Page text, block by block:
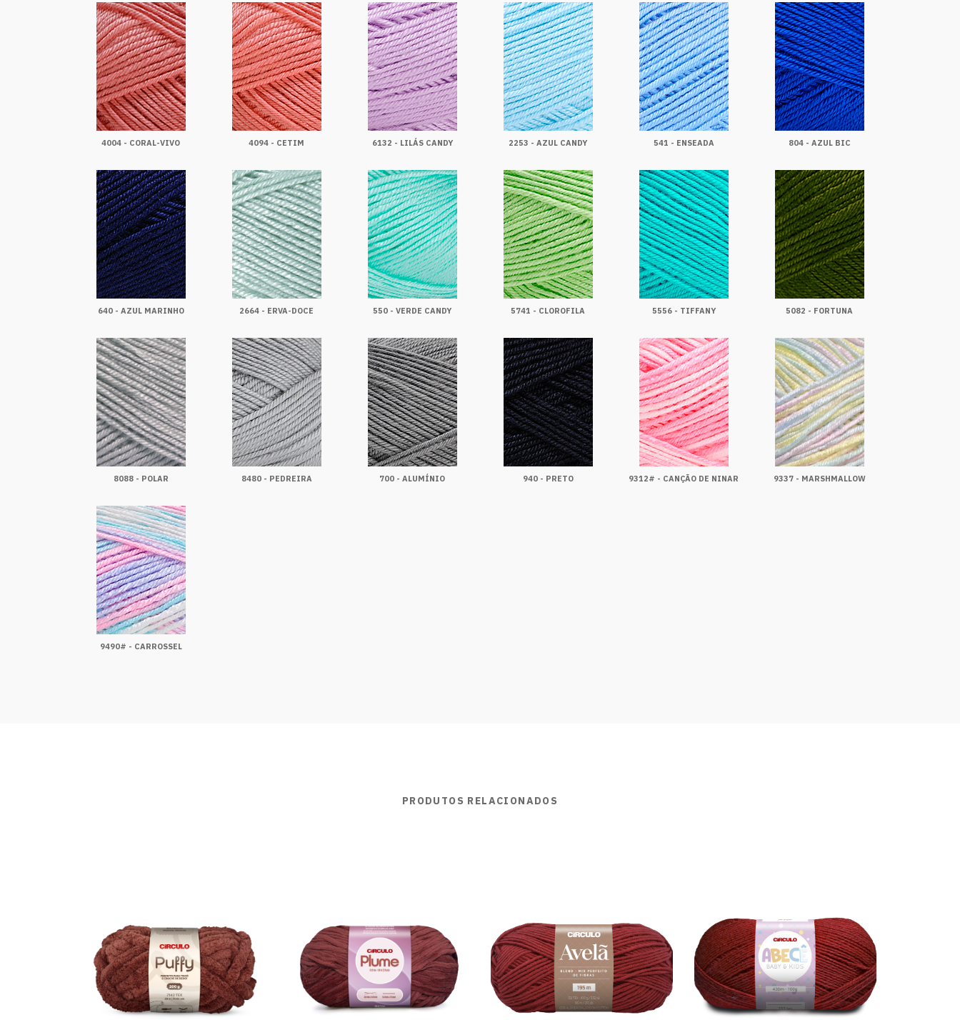
4004 - CORAL-VIVO 4094 - CETIM 6132 - LILÁS CANDY 2253 - AZUL CANDY 541 - ENSEADA 804 - AZUL BIC
640 - AZUL MARINHO 2664 - ERVA-DOCE 550 - VERDE CANDY 5741 - CLOROFILA 5556 - TIFFANY 5082 - FORTUNA
8088 - POLAR 8480 - PEDREIRA 700 - ALUMÍNIO 940 - PRETO 9312# - CANÇÃO DE NINAR 9337 - MARSHMALLOW
9490# - CARROSSEL
PRODUTOS RELACIONADOS